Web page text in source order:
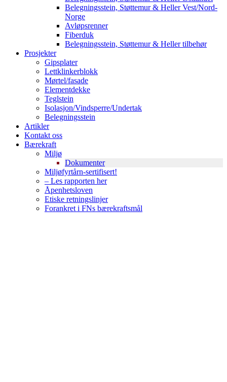
Belegningsstein, Støttemur & Heller Vest/Nord-
Norge
Avløpsrenner
Fiberduk
Belegningsstein, Støttemur & Heller tilbehør
Prosjekter
Gipsplater
Lettklinkerblokk
Mørtel/fasade
Elementdekke
Teglstein
Isolasjon/Vindsperre/Undertak
Belegningsstein
Artikler
Kontakt oss
Bærekraft
Miljø
Dokumenter
Miljøfyrtårn-sertifisert!
– Les rapporten her
Åpenhetsloven
Etiske retningslinjer
Forankret i FNs bærekraftsmål